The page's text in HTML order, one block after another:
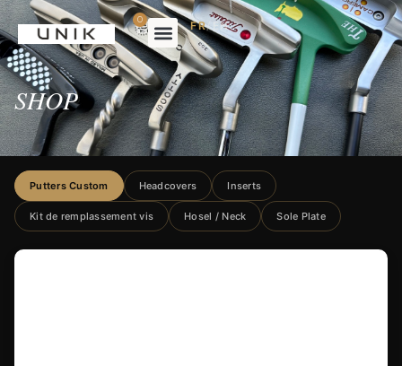
0 FR/EN
SHOP
Putters Custom Headcovers Inserts
Kit de remplassement vis Hosel / Neck Sole Plate